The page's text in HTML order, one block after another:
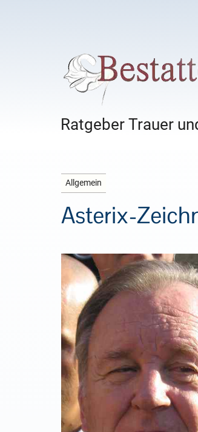
Ratgeber Trauer
Allgemein
Asterix-